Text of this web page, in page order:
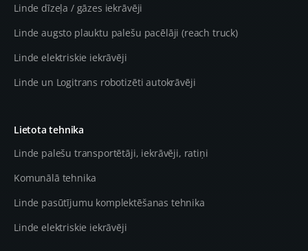
Linde dīzeļa / gāzes iekrāvēji
Linde augsto plauktu palešu pacēlāji (reach truck)
Linde elektriskie iekrāvēji
Linde un Logitrans robotizēti autokrāvēji
Lietota tehnika
Linde palešu transportētāji, iekrāvēji, ratiņi
Komunālā tehnika
Linde pasūtījumu komplektēšanas tehnika
Linde elektriskie iekrāvēji